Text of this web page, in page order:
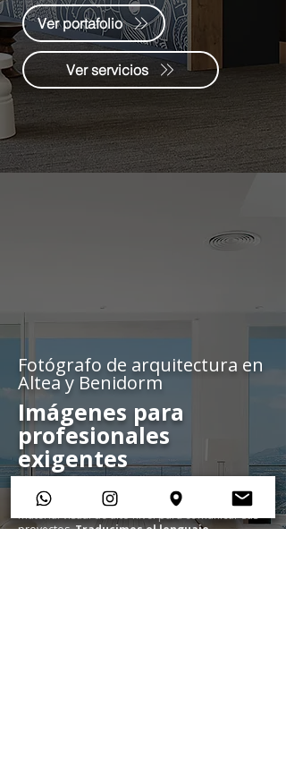
Ver portafolio
Ver servicios
Fotógrafo de arquitectura en
Altea y Benidorm
Imágenes para
profesionales
exigentes
constructoras y promotoras que necesitan
material visual de alto nivel para comunicar sus
proyectos.Traducimos el lenguaje